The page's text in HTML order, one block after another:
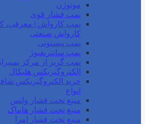
موتوژن
پمپ فشار قوی
پمپ کارواش | معرفی،
کارواش صنعتی
پمپ پیستونی
پمپ سانتریفیوژ
پمپ گریز از مرکز
الکتروگیربکس هلیکال
خرید الکتروگیربکس
انواع
منبع تحت فشار واتس
منبع تحت فشار هاماک
منبع تحت فشار امرا